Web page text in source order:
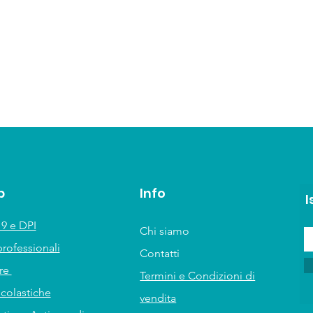
e DPI
Info
Chi siamo
Contatti
Termini e Condizioni di
vendita